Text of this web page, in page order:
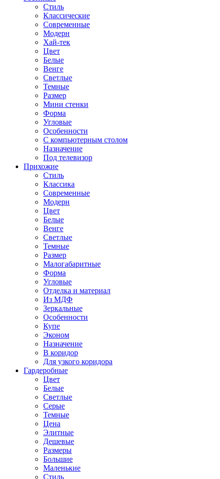
Стиль
Классические
Современные
Модерн
Хай-тек
Цвет
Белые
Венге
Светлые
Темные
Размер
Мини стенки
Форма
Угловые
Особенности
С компьютерным столом
Назначение
Под телевизор
Прихожие
Стиль
Классика
Современные
Модерн
Цвет
Белые
Венге
Светлые
Темные
Размер
Малогабаритные
Форма
Угловые
Отделка и материал
Из МДФ
Зеркальные
Особенности
Купе
Эконом
Назначение
В коридор
Для узкого коридора
Гардеробные
Цвет
Белые
Светлые
Серые
Темные
Цена
Элитные
Дешевые
Размеры
Большие
Маленькие
Стиль